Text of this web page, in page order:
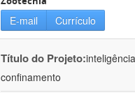
E-mail Currículo
Título do Projeto:
confinamento